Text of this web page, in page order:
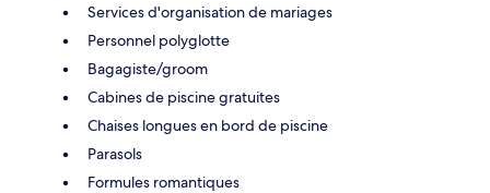
Services d'organisation de mariages
Personnel polyglotte
Bagagiste/groom
Cabines de piscine gratuites
Chaises longues en bord de piscine
Parasols
Formules romantiques